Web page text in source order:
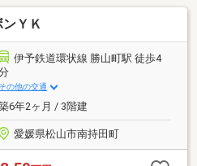
ＹＫ
伊予鉄道環状線 勝山町駅 徒歩4
その他の交通
6年2ヶ月 / 3階建
愛媛県松山市南持田町